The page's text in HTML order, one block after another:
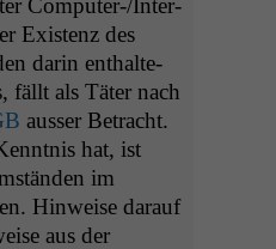
Exis­tenz des
darin enthal­te­
fällt als Täter nach
auss­er Betra­cht.
hat, ist
im
Hin­weise darauf
aus der